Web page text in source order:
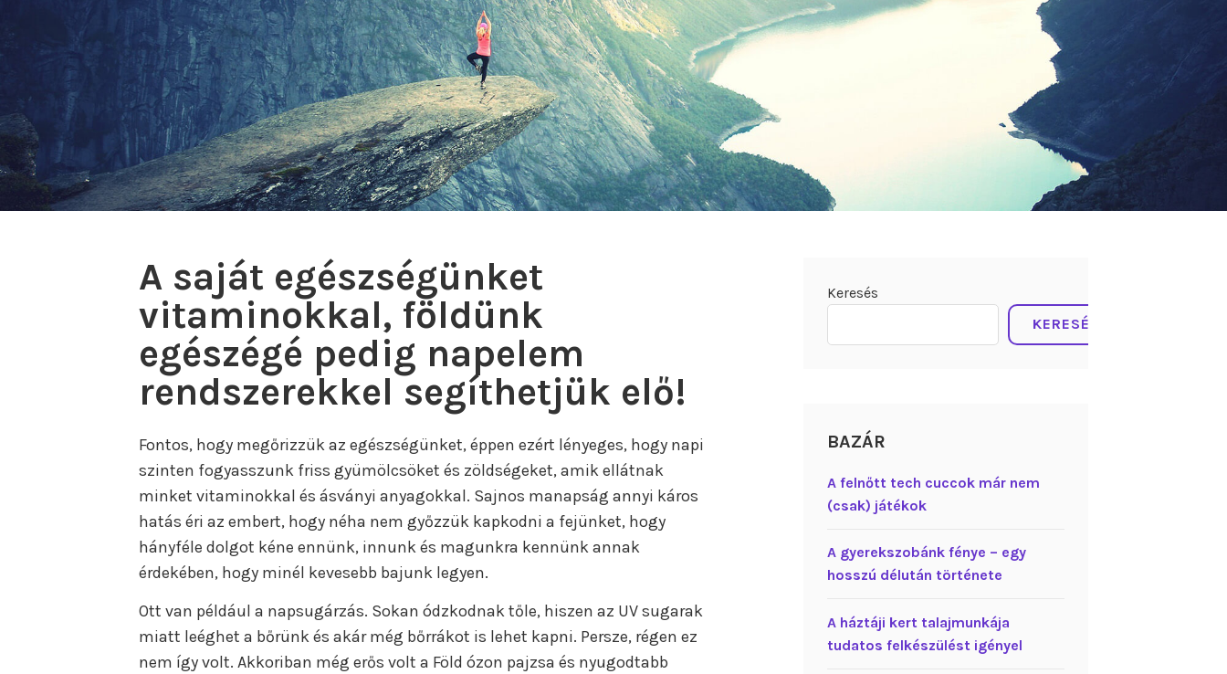
A saját egészségünket
vitaminokkal, földünk
egészégé pedig napelem
rendszerekkel segíthetjük elő!
Fontos, hogy megőrizzük az egészségünket, éppen ezért lényeges, hogy napi
szinten fogyasszunk friss gyümölcsöket és zöldségeket, amik ellátnak
minket vitaminokkal és ásványi anyagokkal. Sajnos manapság annyi káros
hatás éri az embert, hogy néha nem győzzük kapkodni a fejünket, hogy
hányféle dolgot kéne ennünk, innunk és magunkra kennünk annak
érdekében, hogy minél kevesebb bajunk legyen.
Ott van például a napsugárzás. Sokan ódzkodnak tőle, hiszen az UV sugarak
miatt leéghet a bőrünk és akár még bőrrákot is lehet kapni. Persze, régen ez
nem így volt. Akkoriban még erős volt a Föld ózon pajzsa és nyugodtabb
Keresés
KERESÉS
BAZÁR
A felnőtt tech cuccok már nem
(csak) játékok
A gyerekszobánk fénye – egy
hosszú délután története
A háztáji kert talajmunkája
tudatos felkészülést igényel